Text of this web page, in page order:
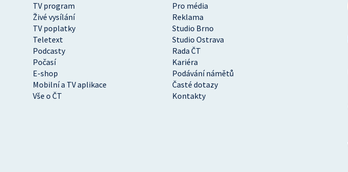
TV program
Pro média
Živé vysílání
Reklama
TV poplatky
Studio Brno
Teletext
Studio Ostrava
Podcasty
Rada ČT
Počasí
Kariéra
E-shop
Podávání námětů
Mobilní a TV aplikace
Časté dotazy
Vše o ČT
Kontakty